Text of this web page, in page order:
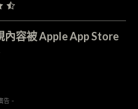
內容被 Apple App Store
告 -